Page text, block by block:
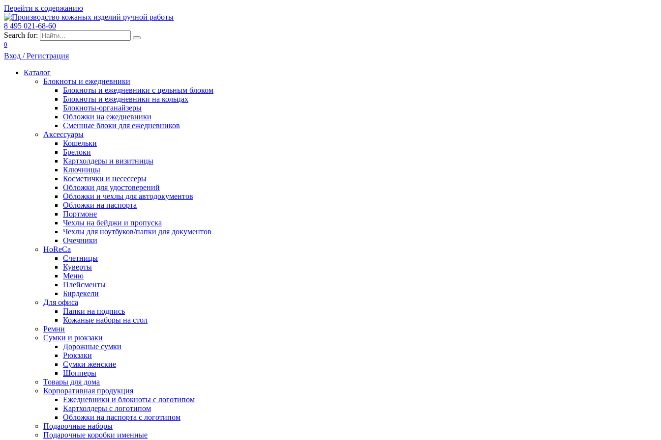
Перейти к содержанию
8 495 021-68-60
Search for:
0
Вход / Регистрация
Каталог
Блокноты и ежедневники
Блокноты и ежедневники с цельным блоком
Блокноты и ежедневники на кольцах
Блокноты-органайзеры
Обложки на ежедневники
Сменные блоки для ежедневников
Аксессуары
Кошельки
Брелоки
Картхолдеры и визитницы
Ключницы
Косметички и несессеры
Обложки для удостоверений
Обложки и чехлы для автодокументов
Обложки на паспорта
Портмоне
Чехлы на бейджи и пропуска
Чехлы для ноутбуков/папки для документов
Очечники
HoReCa
Счетницы
Куверты
Меню
Плейсменты
Бирдекели
Для офиса
Папки на подпись
Кожаные наборы на стол
Ремни
Сумки и рюкзаки
Дорожные сумки
Рюкзаки
Сумки женские
Шопперы
Товары для дома
Корпоративная продукция
Ежедневники и блокноты с логотипом
Картхолдеры с логотипом
Обложки на паспорта с логотипом
Подарочные наборы
Подарочные коробки именные